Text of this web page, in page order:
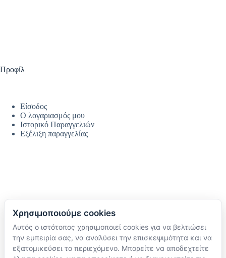
Προφίλ
Είσοδος
Ο λογαριασμός μου
Ιστορικό Παραγγελιών
Εξέλιξη παραγγελίας
Ακολουθήστε μας
TikTok
Instagram
Χρησιμοποιούμε cookies
Αυτός ο ιστότοπος χρησιμοποιεί cookies για να βελτιώσει
την εμπειρία σας, να αναλύσει την επισκεψιμότητα και να
εξατομικεύσει το περιεχόμενο. Μπορείτε να αποδεχτείτε